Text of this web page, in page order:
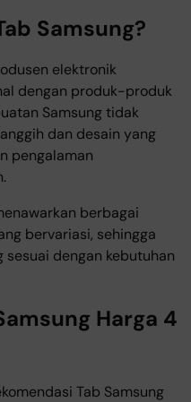
Samsung?
elektronik
dengan produk-produk
Samsung tidak
dan desain yang
pengalaman
berbagai
bervariasi, sehingga
dengan kebutuhan
Harga 4
Tab Samsung